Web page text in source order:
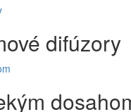
difúzory